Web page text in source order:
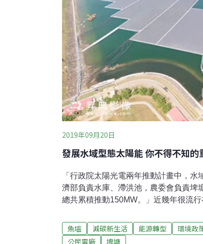
2019年09月20日
發展水域型態太陽能 你不得不知的
「行政院太陽光電兩年推動計畫中，
濟部負責水庫、滯洪池，農委會負責埤
總共累積推動150MW。」近幾年很流
再生能源公司處長溫景發，代表SEMI
策倡議委員會」與大家分享發展水域型
魚塭 減碳新生活 能源轉型 環境政
公民電廠
埤塘